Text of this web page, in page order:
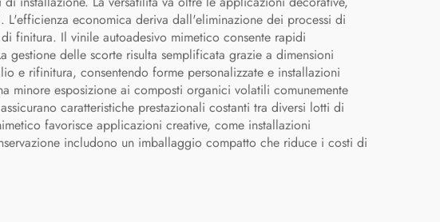
economica deriva dall'eliminazione dei processi di
finitura. Il vinile autoadesivo mimetico consente rapidi
delle scorte risulta semplificata grazie a dimensioni
e rifinitura, consentendo forme personalizzate e installazioni
minore esposizione ai composti organici volatili comunemente
caratteristiche prestazionali costanti tra diversi lotti di
favorisce applicazioni creative, come installazioni
includono un imballaggio compatto che riduce i costi di